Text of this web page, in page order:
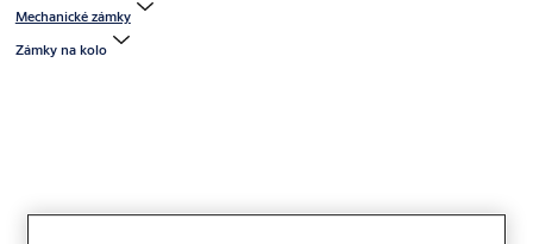
Mechanické zámky
Zámky na kolo